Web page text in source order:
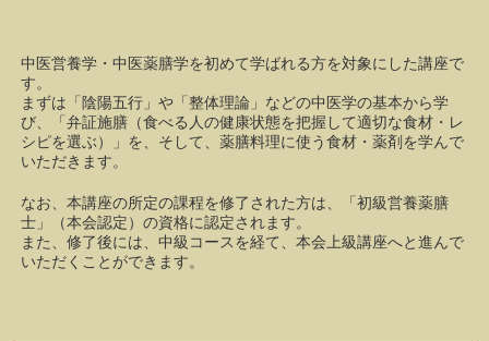
中医営養学・中医薬膳学を初めて学ばれる方を対象にした講座で
す。
まずは「陰陽五行」や「整体理論」などの中医学の基本から学
び、「弁証施膳（食べる人の健康状態を把握して適切な食材・レ
シピを選ぶ）」を、そして、薬膳料理に使う食材・薬剤を学んで
いただきます。
なお、本講座の所定の課程を修了された方は、「初級営養薬膳
士」（本会認定）の資格に認定されます。
また、修了後には、中級コースを経て、本会上級講座へと進んで
いただくことができます。